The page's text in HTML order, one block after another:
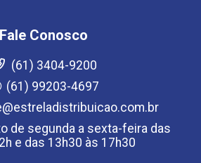
Fale Conosco
(61) 3404-9200
(61) 99203-4697
de segunda a sexta-feira das
e das 13h30 às 17h30